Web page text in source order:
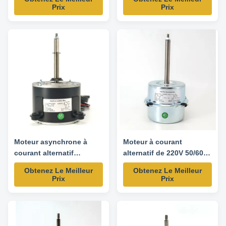
dimension can be customized
1. Use NSK low noise high
vibration,high efficiency ...
Prix
Capacitor 7.6μF/370V Insulation
PROTECTED Key Parameters
Model Power /W Frequency /Hz
Speed /RPM Rated Current /A ...
Prix
Moteur asynchrone à
courant alternatif
extérieur pour climatiseur
- 220V 50/60Hz 140W
1160RPM
Obtenez Le Meilleur
Prix
Moteur à courant
alternatif de 220V 50/60Hz
60W 800RPM pour la
climatisation extérieure
Obtenez Le Meilleur
Prix